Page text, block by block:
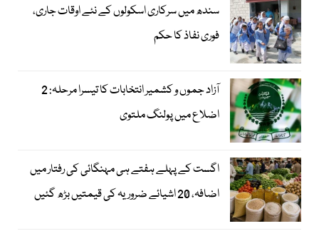
سندھ میں سرکاری اسکولوں کے نئے اوقات جاری،
فوری نفاذ کا حکم
آزاد جموں و کشمیر انتخابات کا تیسرا مرحلہ: 2
اضلاع میں پولنگ ملتوی
اگست کے پہلے ہفتے ہی مہنگائی کی رفتار میں
اضافہ، 20 اشیائے ضروریہ کی قیمتیں بڑھ گئیں